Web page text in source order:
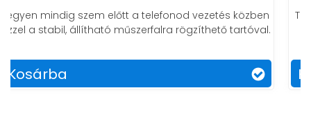
közben
tartóval.
Teleszkóppal minden szögből tökéletes a
Könnyedén állítható és stabil tartás